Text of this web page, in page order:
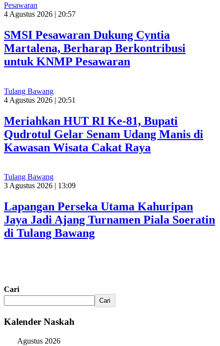
Pesawaran
4 Agustus 2026 | 20:57
SMSI Pesawaran Dukung Cyntia
Martalena, Berharap Berkontribusi
untuk KNMP Pesawaran
Tulang Bawang
4 Agustus 2026 | 20:51
Meriahkan HUT RI Ke-81, Bupati
Qudrotul Gelar Senam Udang Manis di
Kawasan Wisata Cakat Raya
Tulang Bawang
3 Agustus 2026 | 13:09
Lapangan Perseka Utama Kahuripan
Jaya Jadi Ajang Turnamen Piala Soeratin
di Tulang Bawang
Cari
Cari
Kalender Naskah
Agustus 2026